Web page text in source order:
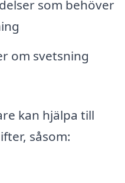
som behöver
om svetsning
kan hjälpa till
såsom: